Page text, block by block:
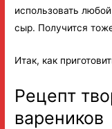
использовать
сыр. Получится
Итак, как
Рецепт
вареников